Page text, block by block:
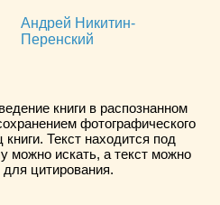
Андрей Никитин-
Перенский
книги в распознанном
фотографического
Текст находится под
можно искать, а текст можно
для цитирования.